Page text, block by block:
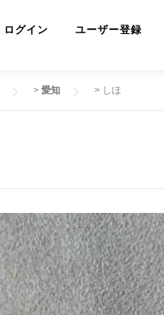
ログイン ユーザー登録
> 愛知 > しほ